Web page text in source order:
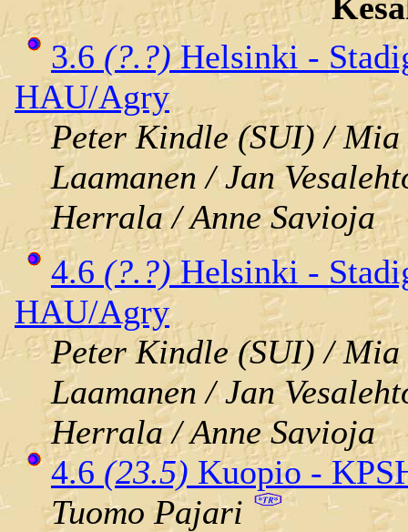
3.6 (?.?)Helsinki -
HAU/Agry
Peter Kindle (SUI) / Mia
Laamanen / Jan
Herrala / Anne Savioja
4.6 (?.?)Helsinki -
HAU/Agry
Peter Kindle (SUI) / Mia
Laamanen / Jan
Herrala / Anne Savioja
4.6 (23.5) Kuopio -
Tuomo Pajari